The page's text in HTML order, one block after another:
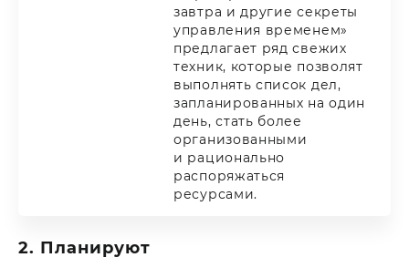
завтра и другие секреты
управления временем»
предлагает ряд свежих
техник, которые позволят
выполнять список дел,
запланированных на один
день, стать более
организованными
и рационально
распоряжаться
ресурсами.
2. Планируют